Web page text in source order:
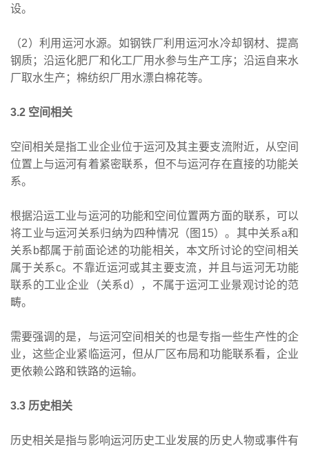
设。
（2）利用运河水源。如钢铁厂利用运河水冷却钢材、提高
钢质；沿运化肥厂和化工厂用水参与生产工序；沿运自来水
厂取水生产；棉纺织厂用水漂白棉花等。
3.2 空间相关
空间相关是指工业企业位于运河及其主要支流附近，从空间
位置上与运河有着紧密联系，但不与运河存在直接的功能关
系。
根据沿运工业与运河的功能和空间位置两方面的联系，可以
将工业与运河关系归纳为四种情况（图15）。其中关系a和
关系b都属于前面论述的功能相关，本文所讨论的空间相关
属于关系c。不靠近运河或其主要支流，并且与运河无功能
联系的工业企业（关系d），不属于运河工业景观讨论的范
畴。
需要强调的是，与运河空间相关的也是专指一些生产性的企
业，这些企业紧临运河，但从厂区布局和功能联系看，企业
更依赖公路和铁路的运输。
3.3 历史相关
历史相关是指与影响运河历史工业发展的历史人物或事件有